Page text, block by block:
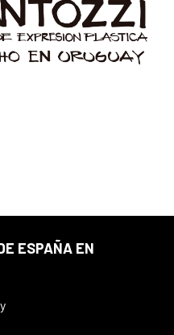
ESPAÑA EN